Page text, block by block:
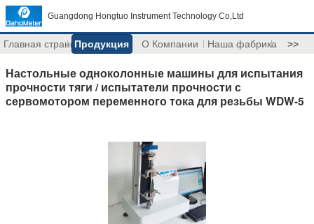
Guangdong Hongtuo Instrument Technology Co,Ltd
Главная страницаПродукция О Компании Наша фабрика >>
Настольные одноколонные машины для испытания
прочности тяги / испытатели прочности с
сервомотором переменного тока для резьбы WDW-5